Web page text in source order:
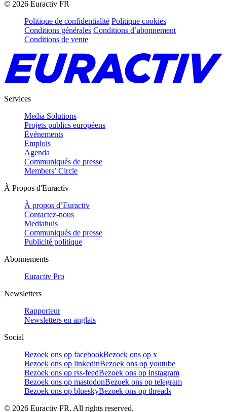
© 2026 Euractiv FR
Politique de confidentialité Politique cookies
Conditions générales Conditions d’abonnement
Conditions de vente
Services
Media Solutions
Projets publics européens
Evénements
Emplois
Agenda
Communiqués de presse
Members’ Circle
À Propos d'Euractiv
À propos d’Euractiv
Contactez-nous
Mediahuis
Communiqués de presse
Publicité politique
Abonnements
Euractiv Pro
Newsletters
Rapporteur
Newsletters en anglais
Social
Bezoek ons op facebookBezoek ons op x
Bezoek ons op linkedinBezoek ons op youtube
Bezoek ons op rss-feedBezoek ons op instagram
Bezoek ons op mastodonBezoek ons op telegram
Bezoek ons op blueskyBezoek ons op threads
© 2026 Euractiv FR. All rights reserved.